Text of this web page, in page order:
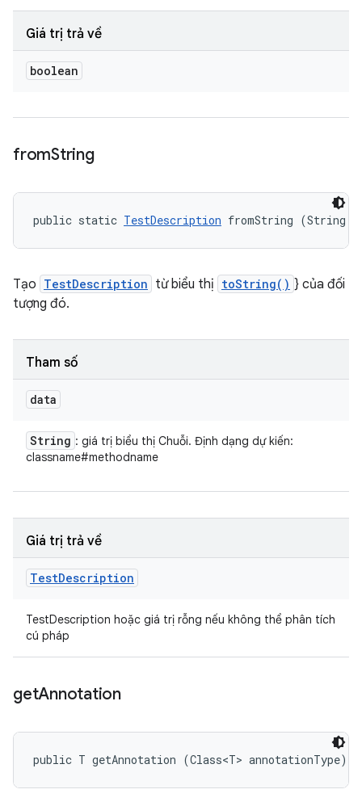
Giá trị trả về
boolean
fromString
public static TestDescription fromString (String
Tạo TestDescription từ biểu thị toString() } của đối
tượng đó.
Tham số
data
String : giá trị biểu thị Chuỗi. Định dạng dự kiến:
classname#methodname
Giá trị trả về
TestDescription
TestDescription hoặc giá trị rỗng nếu không thể phân tích
cú pháp
getAnnotation
public T getAnnotation (Class<T> annotationType)